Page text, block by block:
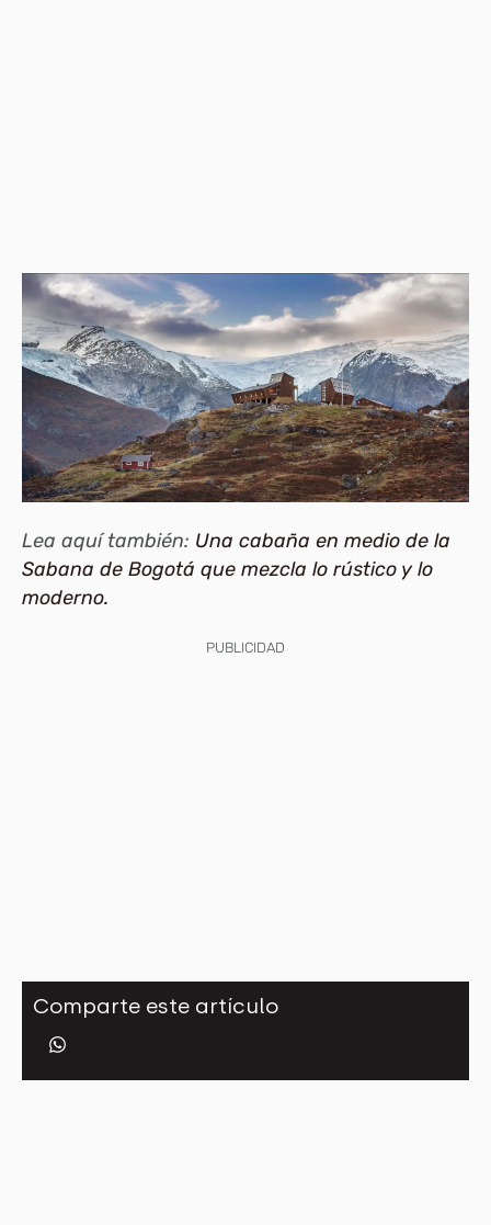
Lea aquí también: Una cabaña en medio de la
Sabana de Bogotá que mezcla lo rústico y lo
moderno.
PUBLICIDAD
Comparte este artículo